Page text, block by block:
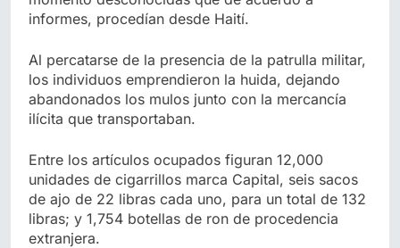
informes, procedían desde Haití.
Al percatarse de la presencia de la patrulla militar,
los individuos emprendieron la huida, dejando
abandonados los mulos junto con la mercancía
ilícita que transportaban.
Entre los artículos ocupados figuran 12,000
unidades de cigarrillos marca Capital, seis sacos
de ajo de 22 libras cada uno, para un total de 132
libras; y 1,754 botellas de ron de procedencia
extranjera.